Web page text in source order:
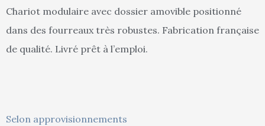
est :
Chariot modulaire avec dossier amovible positionné
dans des fourreaux très robustes. Fabrication française
de qualité. Livré prêt à l’emploi.
Selon approvisionnements
quantité